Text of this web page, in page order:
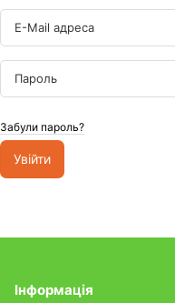
Забули пароль?
Інформація